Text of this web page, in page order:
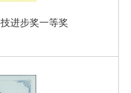
进步奖一等奖